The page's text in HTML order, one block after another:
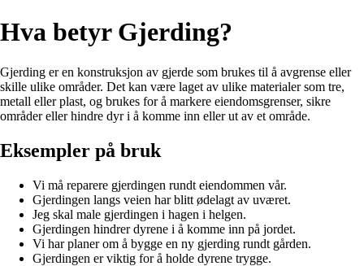
Hva betyr Gjerding?
Gjerding er en konstruksjon av gjerde som brukes til å avgrense eller
skille ulike områder. Det kan være laget av ulike materialer som tre,
metall eller plast, og brukes for å markere eiendomsgrenser, sikre
områder eller hindre dyr i å komme inn eller ut av et område.
Eksempler på bruk
Vi må reparere gjerdingen rundt eiendommen vår.
Gjerdingen langs veien har blitt ødelagt av uværet.
Jeg skal male gjerdingen i hagen i helgen.
Gjerdingen hindrer dyrene i å komme inn på jordet.
Vi har planer om å bygge en ny gjerding rundt gården.
Gjerdingen er viktig for å holde dyrene trygge.